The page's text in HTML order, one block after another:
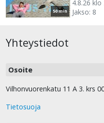
50 min
4.8.26 klo
Jakso: 8
Yhteystiedot
Osoite
Vilhonvuorenkatu 11 A 3. krs
Tietosuoja